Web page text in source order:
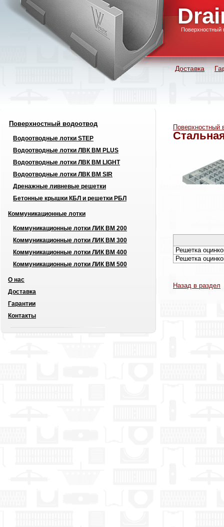
Поверхностный
Доставка
Поверхностный водоотвод
Водоотводные лотки STEP
Водоотводные лотки ЛВК ВМ PLUS
Водоотводные лотки ЛВК ВМ LIGHT
Водоотводные лотки ЛВК ВМ SIR
Дренажные ливневые решетки
Бетонные крышки КБЛ и решетки РБЛ
Коммуникационные лотки
Коммуникационные лотки ЛИК ВМ 200
Коммуникационные лотки ЛИК ВМ 300
Коммуникационные лотки ЛИК ВМ 400
Коммуникационные лотки ЛИК ВМ 500
О нас
Доставка
Гарантии
Контакты
Поверхностный
Решетка
Решетка
Назад в раздел